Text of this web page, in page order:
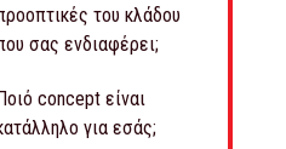
του κλάδου
σας ενδιαφέρει;
concept είναι
για εσάς;